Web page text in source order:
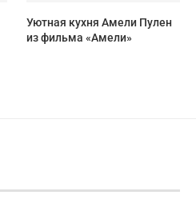
Уютная кухня Амели Пулен
из фильма «Амели»